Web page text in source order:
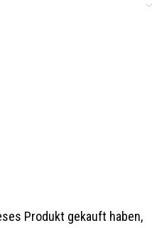
Produkt gekauft haben,